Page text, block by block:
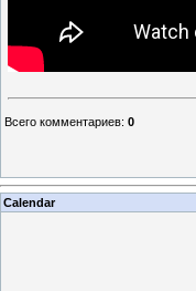
Всего комментариев: 0
Calendar